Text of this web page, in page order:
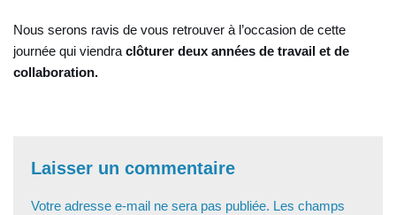
Nous serons ravis de vous retrouver à l’occasion de cette
journée qui viendraclôturer deux années de travail et de
collaboration.
Laisser un commentaire
Votre adresse e-mail ne sera pas publiée. Les champs